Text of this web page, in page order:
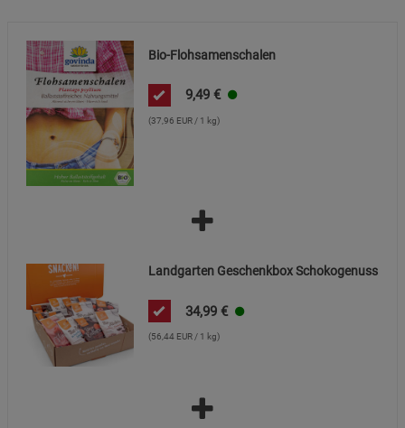
Bio-Flohsamenschalen
9,49 €
(37,96 EUR / 1 kg)
Landgarten Geschenkbox Schokogenuss
34,99 €
(56,44 EUR / 1 kg)